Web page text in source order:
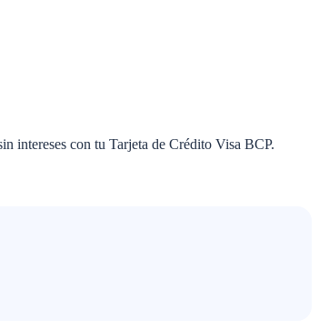
intereses con tu Tarjeta de Crédito Visa BCP.